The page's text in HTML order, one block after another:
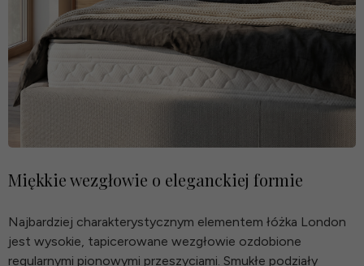
Miękkie wezgłowie o eleganckiej formie
Najbardziej charakterystycznym elementem łóżka London
jest wysokie, tapicerowane wezgłowie ozdobione
regularnymi pionowymi przeszyciami. Smukłe podziały